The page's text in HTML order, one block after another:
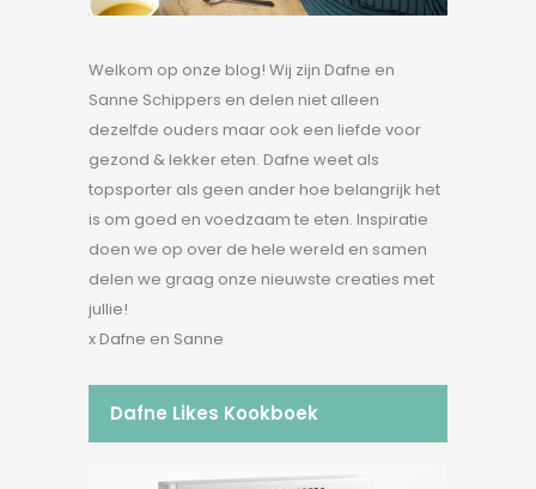
Welkom op onze blog! Wij zijn Dafne en
Sanne Schippers en delen niet alleen
dezelfde ouders maar ook een liefde voor
gezond & lekker eten. Dafne weet als
topsporter als geen ander hoe belangrijk het
is om goed en voedzaam te eten. Inspiratie
doen we op over de hele wereld en samen
delen we graag onze nieuwste creaties met
jullie!
x Dafne en Sanne
Dafne Likes Kookboek